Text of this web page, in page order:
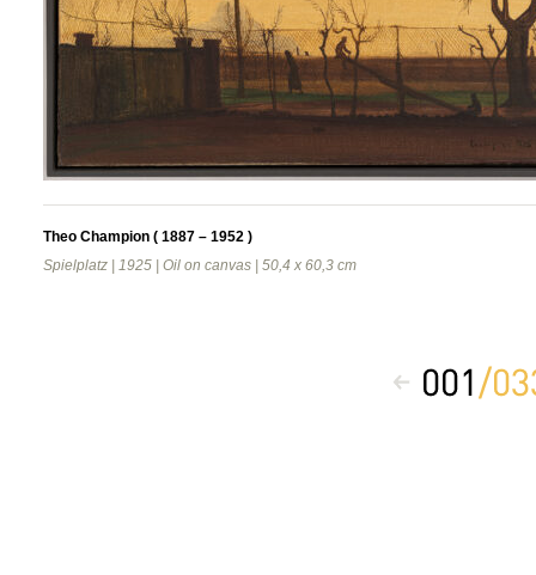
Theo Champion ( 1887 – 1952 )
Spielplatz | 1925 | Oil on canvas | 50,4 x 60,3 cm